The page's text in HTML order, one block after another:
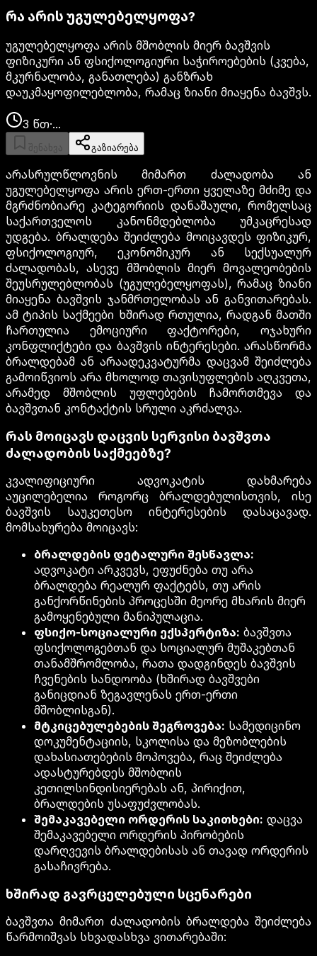
რა არის უგულებელყოფა?
უგულებელყოფა არის მშობლის მიერ ბავშვის
ფიზიკური ან ფსიქოლოგიური საჭიროებების (კვება,
მკურნალობა, განათლება) განზრახ
დაუკმაყოფილებლობა, რამაც ზიანი მიაყენა ბავშვს.
3 წთ·...
შენახვა გაზიარება
არასრულწლოვნის მიმართ ძალადობა ან
უგულებელყოფა არის ერთ-ერთი ყველაზე მძიმე და
მგრძნობიარე კატეგორიის დანაშაული, რომელსაც
საქართველოს კანონმდებლობა უმკაცრესად
უდგება. ბრალდება შეიძლება მოიცავდეს ფიზიკურ,
ფსიქოლოგიურ, ეკონომიკურ ან სექსუალურ
ძალადობას, ასევე მშობლის მიერ მოვალეობების
შეუსრულებლობას (უგულებელყოფას), რამაც ზიანი
მიაყენა ბავშვის ჯანმრთელობას ან განვითარებას.
ამ ტიპის საქმეები ხშირად რთულია, რადგან მათში
ჩართულია ემოციური ფაქტორები, ოჯახური
კონფლიქტები და ბავშვის ინტერესები. არასწორმა
ბრალდებამ ან არაადეკვატურმა დაცვამ შეიძლება
გამოიწვიოს არა მხოლოდ თავისუფლების აღკვეთა,
არამედ მშობლის უფლებების ჩამორთმევა და
ბავშვთან კონტაქტის სრული აკრძალვა.
რას მოიცავს დაცვის სერვისი ბავშვთა
ძალადობის საქმეებზე?
კვალიფიციური ადვოკატის დახმარება
აუცილებელია როგორც ბრალდებულისთვის, ისე
ბავშვის საუკეთესო ინტერესების დასაცავად.
მომსახურება მოიცავს:
ბრალდების დეტალური შესწავლა:
ადვოკატი არკვევს, ეფუძნება თუ არა
ბრალდება რეალურ ფაქტებს, თუ არის
განქორწინების პროცესში მეორე მხარის მიერ
გამოყენებული მანიპულაცია.
ფსიქო-სოციალური ექსპერტიზა: ბავშვთა
ფსიქოლოგებთან და სოციალურ მუშაკებთან
თანამშრომლობა, რათა დადგინდეს ბავშვის
ჩვენების სანდოობა (ხშირად ბავშვები
განიცდიან ზეგავლენას ერთ-ერთი
მშობლისგან).
მტკიცებულებების შეგროვება: სამედიცინო
დოკუმენტაციის, სკოლისა და მეზობლების
დახასიათებების მოპოვება, რაც შეიძლება
ადასტურებდეს მშობლის
კეთილსინდისიერებას ან, პირიქით,
ბრალდების უსაფუძვლობას.
შემაკავებელი ორდერის საკითხები: დაცვა
შემაკავებელი ორდერის პირობების
დარღვევის ბრალდებისას ან თავად ორდერის
გასაჩივრება.
ხშირად გავრცელებული სცენარები
ბავშვთა მიმართ ძალადობის ბრალდება შეიძლება
წარმოიშვას სხვადასხვა ვითარებაში: